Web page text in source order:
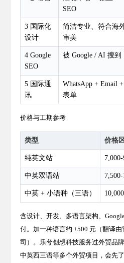
SEO
3 国际化
设计
简洁专业、符合海
审美
4 Google
SEO
被 Google / AI 搜到
5 国际通
讯
WhatsApp + Email +
表单
价格与工期参考
类型 价格
纯英文站
中英双语站
中英 + 小语种（三语）
含设计、开发、多语言架构、
付。加一种语言约 +500 元（翻译
司）。乐兮创想科技服务过外贸品
中英西三语等多个外贸项目，会先